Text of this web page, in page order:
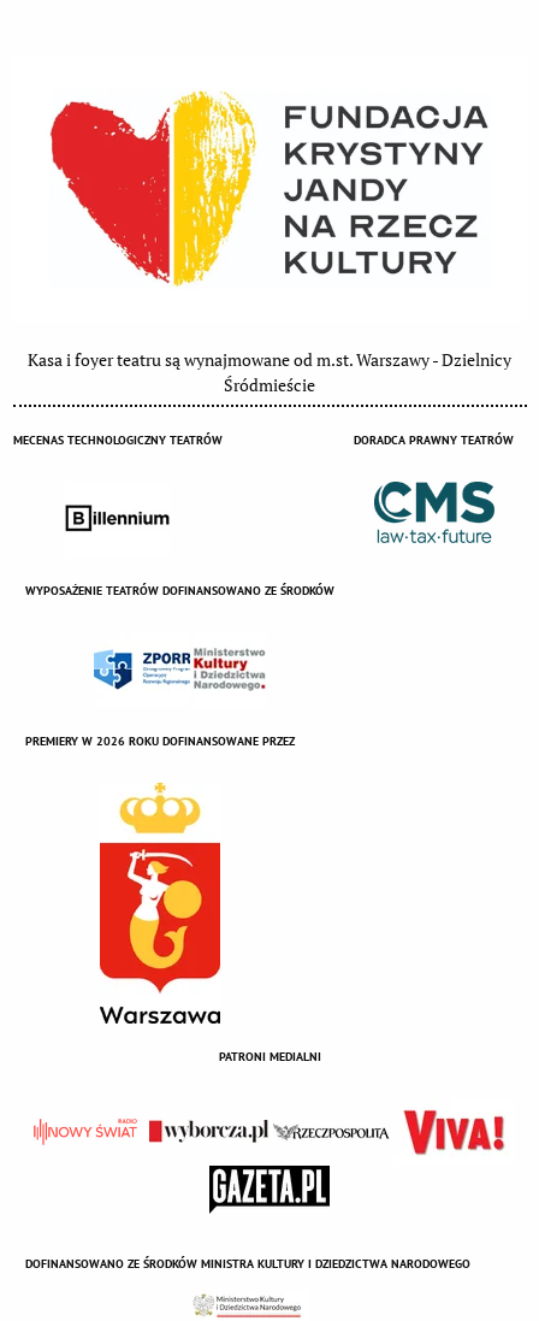
Kasa i foyer teatru są wynajmowane od m.st. Warszawy - Dzielnicy
Śródmieście
MECENAS TECHNOLOGICZNY TEATRÓW DORADCA PRAWNY TEATRÓW
WYPOSAŻENIE TEATRÓW DOFINANSOWANO ZE ŚRODKÓW
PREMIERY W 2026 ROKU DOFINANSOWANE PRZEZ
PATRONI MEDIALNI
DOFINANSOWANO ZE ŚRODKÓW MINISTRA KULTURY I DZIEDZICTWA NARODOWEGO